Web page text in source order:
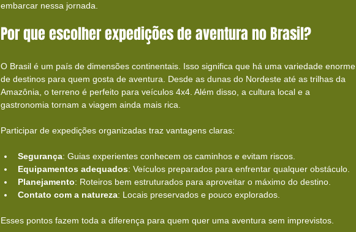
embarcar nessa jornada.
Por que escolher expedições de aventura no Brasil?
O Brasil é um país de dimensões continentais. Isso significa que há uma variedade enorme
de destinos para quem gosta de aventura. Desde as dunas do Nordeste até as trilhas da
Amazônia, o terreno é perfeito para veículos 4x4. Além disso, a cultura local e a
gastronomia tornam a viagem ainda mais rica.
Participar de expedições organizadas traz vantagens claras:
Segurança: Guias experientes conhecem os caminhos e evitam riscos.
Equipamentos adequados: Veículos preparados para enfrentar qualquer obstáculo.
Planejamento: Roteiros bem estruturados para aproveitar o máximo do destino.
Contato com a natureza: Locais preservados e pouco explorados.
Esses pontos fazem toda a diferença para quem quer uma aventura sem imprevistos.